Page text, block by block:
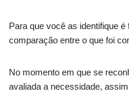
Para que você as identifique
comparação entre o que foi
No momento em que se
avaliada a necessidade,